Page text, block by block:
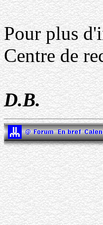
Pour plus
Centre de
D.B.